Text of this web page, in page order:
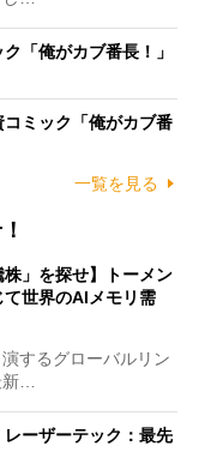
「俺がカブ番長！」
ミック「俺がカブ番
一覧を見る
株」を探せ】トーメン
世界のAIメモリ需
するグローバルリン
…
レーザーテック：最先